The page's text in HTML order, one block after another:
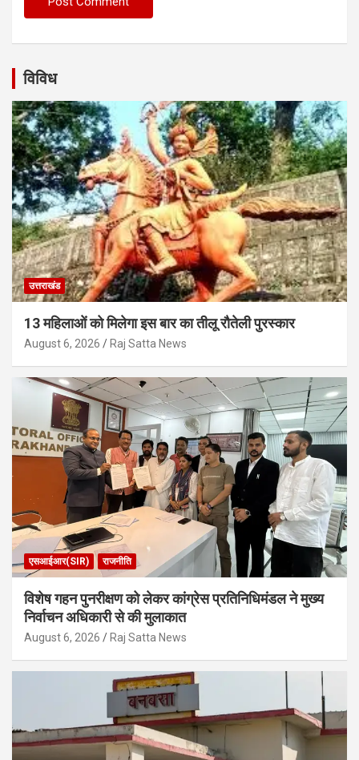
विविध
उत्तराखंड
13 महिलाओं को मिलेगा इस बार का तीलू रौतेली पुरस्कार
August 6, 2026 Raj Satta News
एसआईआर(SIR) राजनीति
विशेष गहन पुनरीक्षण को लेकर कांग्रेस प्रतिनिधिमंडल ने मुख्य
निर्वाचन अधिकारी से की मुलाकात
August 6, 2026 Raj Satta News